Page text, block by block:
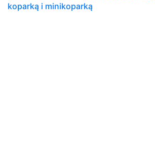
koparką i minikoparką